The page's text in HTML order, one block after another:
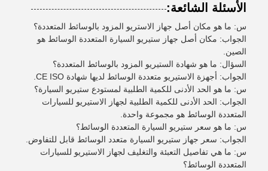
الأسئلة الشائعة:
س: ما هو مكان أصل جهاز الاستريو المزود بالوسائط المتعددة؟
الجواب: مكان أصل جهاز ستيريو السيارة المتعددة الوسائط هو
الصين.
السؤال: ما هو شهادة الستيريو المزود بالوسائط المتعددة؟
الجواب: أجهزة الاستيريو متعددة الوسائط لديها شهادة CE ISO.
س: ما هو الحد الأدنى للكمية الطلبية لمستودع ستيريو السيارة؟
الجواب: الحد الأدنى للكمية الطلبية لجهاز الاستيريو للسيارات
المتعددة الوسائط هو مجموعة واحدة.
س: ما هو سعر ستيريو السيارة المتعددة الوسائط؟
الجواب: سعر جهاز ستيريو السيارة متعدد الوسائط قابل للتفاوض.
س: ما هي تفاصيل التعبئة والتغليف لجهاز الاستيريو للسيارات
المتعددة الوسائط؟